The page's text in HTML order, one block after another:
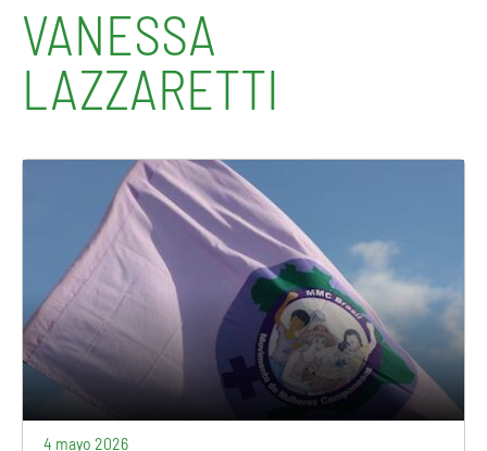
VANESSA
LAZZARETTI
4 mayo 2026